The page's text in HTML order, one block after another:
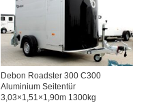
Debon Roadster 300 C300
Aluminium Seitentür
3,03×1,51×1,90m 1300kg